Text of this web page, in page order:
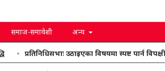
समाज-समावेशी अन्य
उठाइएका विषयमा स्पष्ट पार्न विपक्षीको आग्रह